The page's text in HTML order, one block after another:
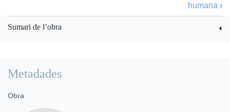
humana ›
Sumari de l’obra
Metadades
Obra